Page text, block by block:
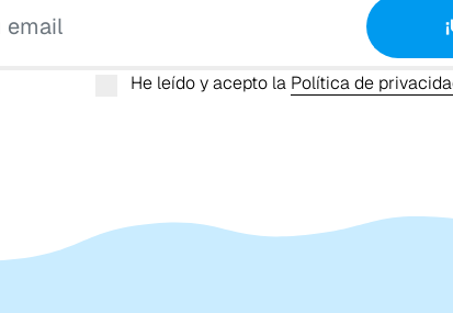
He leído y acepto la Política de